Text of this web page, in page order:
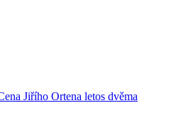
Jiřího Ortena letos dvěma